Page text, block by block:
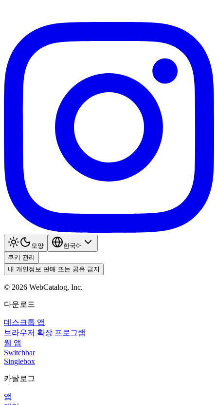
모양
한국어
쿠키 관리
내 개인정보 판매 또는 공유 금지
© 2026 WebCatalog, Inc.
다운로드
데스크톱 앱
브라우저 확장 프로그램
웹 앱
Switchbar
Singlebox
카탈로그
앱